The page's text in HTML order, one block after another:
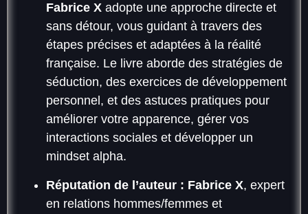
Fabrice X adopte une approche directe et
sans détour, vous guidant à travers des
étapes précises et adaptées à la réalité
française. Le livre aborde des stratégies de
séduction, des exercices de développement
personnel, et des astuces pratiques pour
améliorer votre apparence, gérer vos
interactions sociales et développer un
mindset alpha.
Réputation de l’auteur : Fabrice X, expert
en relations hommes/femmes et